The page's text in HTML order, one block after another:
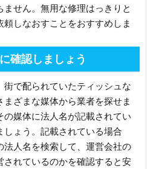
せん。無用な修理はっきりと
しなおすことをおすすめしま
確認しましょう
街で配られていたティッシュな
ざまな媒体から業者を探せま
媒体に法人名が記載されてい
しょう。記載されている場合
法人名を検索して、運営会社の
されているのかを確認すると安